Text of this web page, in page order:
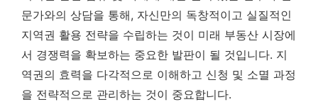
문가와의 상담을 통해, 자신만의 독창적이고 실질적인
지역권 활용 전략을 수립하는 것이 미래 부동산 시장에
서 경쟁력을 확보하는 중요한 발판이 될 것입니다. 지
역권의 효력을 다각적으로 이해하고 신청 및 소멸 과정
을 전략적으로 관리하는 것이 중요합니다.